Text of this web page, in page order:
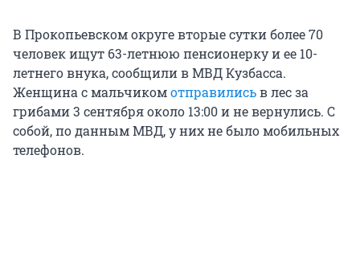
В Прокопьевском округе вторые сутки более 70
человек ищут 63-летнюю пенсионерку и ее 10-
летнего внука, сообщили в МВД Кузбасса.
Женщина с мальчикомотправилисьв лес за
грибами 3 сентября около 13:00 и не вернулись. С
собой, по данным МВД, у них не было мобильных
телефонов.